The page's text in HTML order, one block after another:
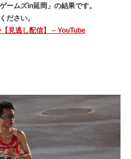
ームズin延岡」の結果です。
ださい。
見逃し配信】 – YouTube